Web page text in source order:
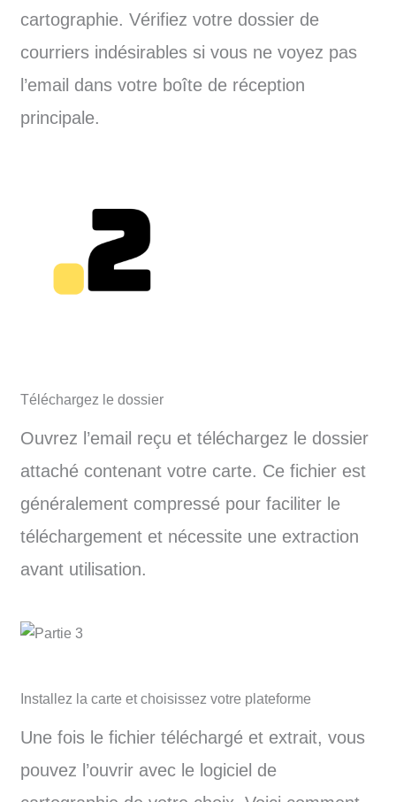
cartographie. Vérifiez votre dossier de
courriers indésirables si vous ne voyez pas
l’email dans votre boîte de réception
principale.
Téléchargez le dossier
Ouvrez l’email reçu et téléchargez le dossier
attaché contenant votre carte. Ce fichier est
généralement compressé pour faciliter le
téléchargement et nécessite une extraction
avant utilisation.
Installez la carte et choisissez votre plateforme
Une fois le fichier téléchargé et extrait, vous
pouvez l’ouvrir avec le logiciel de